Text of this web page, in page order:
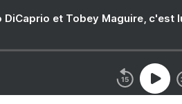
DiCaprio et Tobey Maguire, c'est